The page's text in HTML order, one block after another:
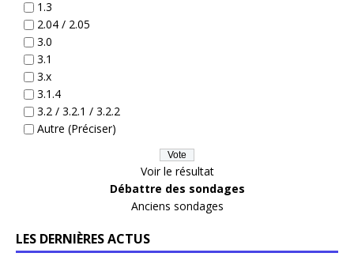
1.3
2.04 / 2.05
3.0
3.1
3.x
3.1.4
3.2 / 3.2.1 / 3.2.2
Autre (Préciser)
Voir le résultat
Débattre des sondages
Anciens sondages
LES DERNIÈRES ACTUS